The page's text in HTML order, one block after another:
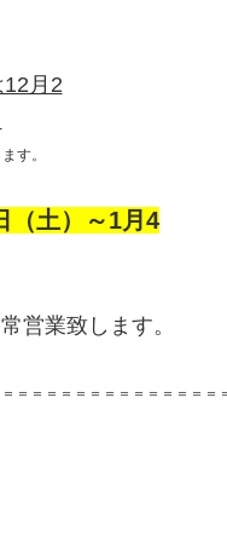
月2
す。
（土）～1月4
営業致します。
＝＝＝＝＝＝＝＝＝＝＝＝＝＝